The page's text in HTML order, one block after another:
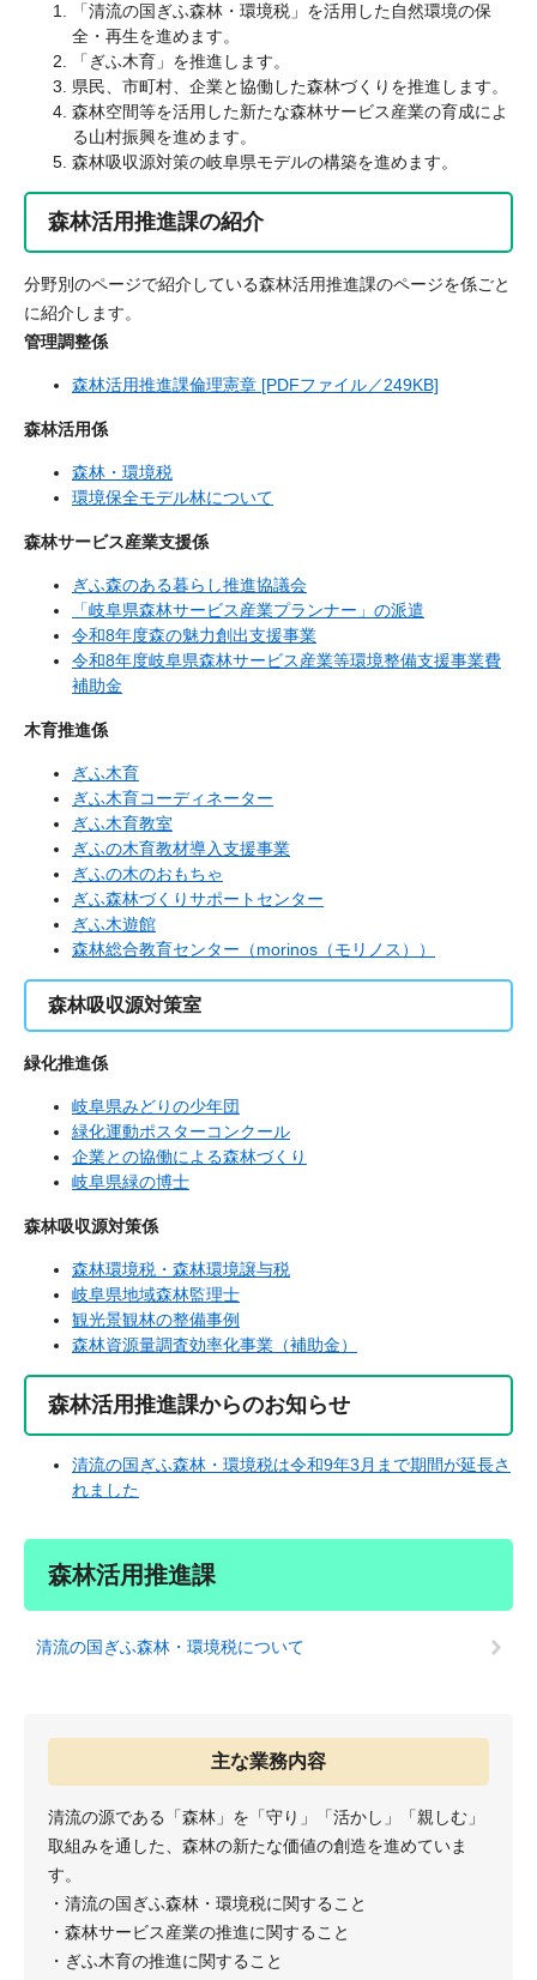
「清流の国ぎふ森林・環境税」を活用した自然環境の保
全・再生を進めます。
「ぎふ木育」を推進します。
県民、市町村、企業と協働した森林づくりを推進します。
森林空間等を活用した新たな森林サービス産業の育成によ
る山村振興を進めます。
森林吸収源対策の岐阜県モデルの構築を進めます。
森林活用推進課の紹介
分野別のページで紹介している森林活用推進課のページを係ごと
に紹介します。
管理調整係
森林活用推進課倫理憲章 [PDFファイル／249KB]
森林活用係
森林・環境税
環境保全モデル林について
森林サービス産業支援係
ぎふ森のある暮らし推進協議会
「岐阜県森林サービス産業プランナー」の派遣
令和8年度森の魅力創出支援事業
令和8年度岐阜県森林サービス産業等環境整備支援事業費
補助金
木育推進係
ぎふ木育
ぎふ木育コーディネーター
ぎふ木育教室
ぎふの木育教材導入支援事業
ぎふの木のおもちゃ
ぎふ森林づくりサポートセンター
ぎふ木遊館
森林総合教育センター（morinos（モリノス））
森林吸収源対策室
緑化推進係
岐阜県みどりの少年団
緑化運動ポスターコンクール
企業との協働による森林づくり
岐阜県緑の博士
森林吸収源対策係
森林環境税・森林環境譲与税
岐阜県地域森林監理士
観光景観林の整備事例
森林資源量調査効率化事業（補助金）
森林活用推進課からのお知らせ
清流の国ぎふ森林・環境税は令和9年3月まで期間が延長さ
れました
森林活用推進課
清流の国ぎふ森林・環境税について
主な業務内容
清流の源である「森林」を「守り」「活かし」「親しむ」
取組みを通した、森林の新たな価値の創造を進めていま
す。
・清流の国ぎふ森林・環境税に関すること
・森林サービス産業の推進に関すること
・ぎふ木育の推進に関すること